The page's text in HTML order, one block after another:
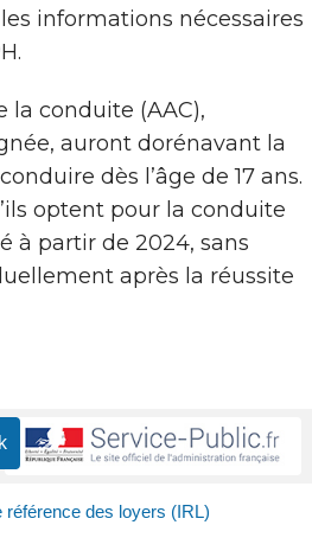
informations nécessaires
la conduite (AAC),
auront dorénavant la
dès l’âge de 17 ans.
optent pour la conduite
à partir de 2024, sans
après la réussite
référence des loyers (IRL)